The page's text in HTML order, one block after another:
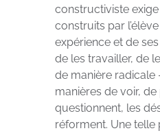
constructiviste
construits par
expérience et de ses
de les travailler, de
de manière radicale
manières de voir, de
questionnent, les
réforment. Une telle